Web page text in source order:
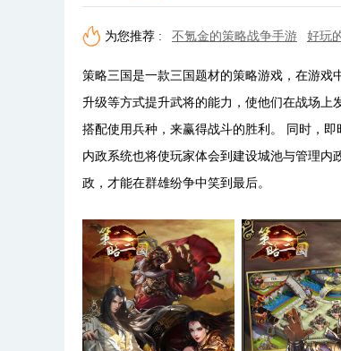
为您推荐 : 不氪金的策略战争手游 好玩
策略三国是一款三国题材的策略游戏，在游
升级等方式提升武将的能力，使他们在战场上
搭配使用兵种，来赢得战斗的胜利。 同时，
内政系统也将使玩家体会到建设城池与管理
政，才能在群雄纷争中笑到最后。